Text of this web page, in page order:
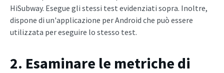
HiSubway. Esegue gli stessi test evidenziati sopra. Inoltre,
dispone di un'applicazione per Android che può essere
utilizzata per eseguire lo stesso test.
2. Esaminare le metriche di